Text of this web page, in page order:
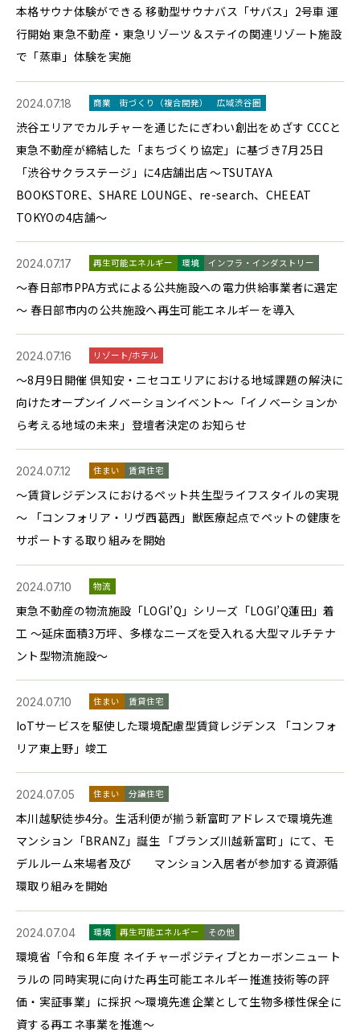
本格サウナ体験ができる 移動型サウナバス「サバス」2号車 運
行開始 東急不動産・東急リゾーツ＆ステイの関連リゾート施設
で「蒸車」体験を実施
2024.07.18 商業 街づくり（複合開発） 広域渋谷圏
渋谷エリアでカルチャーを通じたにぎわい創出をめざす CCCと
東急不動産が締結した「まちづくり協定」に基づき7月25日
「渋谷サクラステージ」に4店舗出店 ～TSUTAYA
BOOKSTORE、SHARE LOUNGE、re-search、CHEEAT
TOKYOの4店舗～
2024.07.17 再生可能エネルギー 環境 インフラ・インダストリー
～春日部市PPA方式による公共施設への電力供給事業者に選定
～ 春日部市内の公共施設へ再生可能エネルギーを導入
2024.07.16 リゾート/ホテル
～8月9日開催 倶知安・ニセコエリアにおける地域課題の解決に
向けたオープンイノベーションイベント～「イノベーションか
ら考える地域の未来」登壇者決定のお知らせ
2024.07.12 住まい 賃貸住宅
～賃貸レジデンスにおけるペット共生型ライフスタイルの実現
～ 「コンフォリア・リヴ西葛西」獣医療起点でペットの健康を
サポートする取り組みを開始
2024.07.10 物流
東急不動産の物流施設「LOGI’Q」シリーズ「LOGI’Q蓮田」着
工 ～延床面積3万坪、多様なニーズを受入れる大型マルチテナ
ント型物流施設～
2024.07.10 住まい 賃貸住宅
IoTサービスを駆使した環境配慮型賃貸レジデンス 「コンフォ
リア東上野」竣工
2024.07.05 住まい 分譲住宅
本川越駅徒歩4分。生活利便が揃う新富町アドレスで環境先進
マンション「BRANZ」誕生 「ブランズ川越新富町」にて、モ
デルルーム来場者及び マンション入居者が参加する資源循
環取り組みを開始
2024.07.04 環境 再生可能エネルギー その他
環境省「令和６年度 ネイチャーポジティブとカーボンニュート
ラルの 同時実現に向けた再生可能エネルギー推進技術等の評
価・実証事業」に採択 ～環境先進企業として生物多様性保全に
資する再エネ事業を推進～